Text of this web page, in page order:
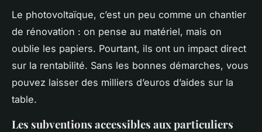
Le photovoltaïque, c’est un peu comme un chantier
de rénovation : on pense au matériel, mais on
oublie les papiers. Pourtant, ils ont un impact direct
sur la rentabilité. Sans les bonnes démarches, vous
pouvez laisser des milliers d’euros d’aides sur la
table.
Les subventions accessibles aux particuliers